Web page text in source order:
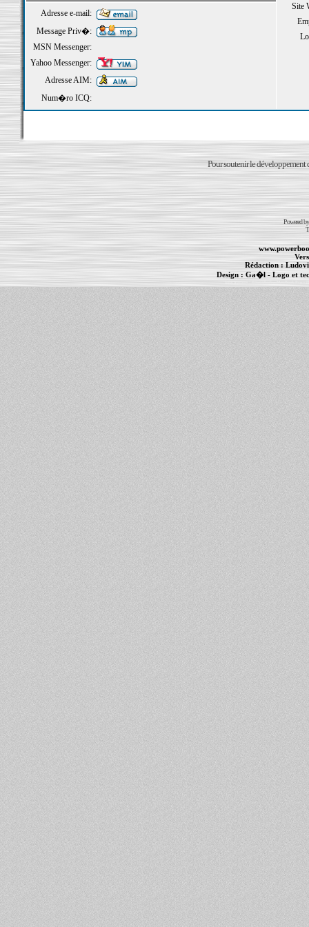
Site
Adresse e-mail:
Message Priv�:
MSN Messenger:
Yahoo Messenger:
Adresse AIM:
Num�ro ICQ:
Pour soutenir le développement
Powered
Rédaction :
Design : Ga�l- Logo et